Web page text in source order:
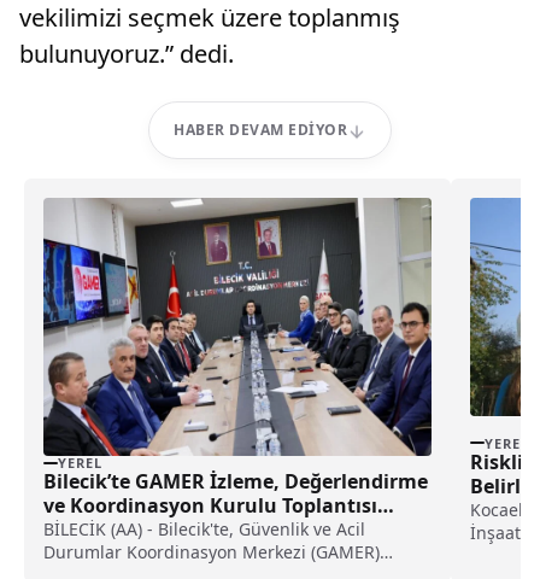
vekilimizi seçmek üzere toplanmış
bulunuyoruz.” dedi.
HABER DEVAM EDIYOR
YEREL
Bilecik’te GAMER İzleme, Değerlendirme
ve Koordinasyon Kurulu Toplantısı
yapıldı haberi
BİLECİK (AA) - Bilecik'te, Güvenlik ve Acil
Durumlar Koordinasyon Merkezi (GAMER)
YEREL
Riskli
Kocaeli
İnşaat